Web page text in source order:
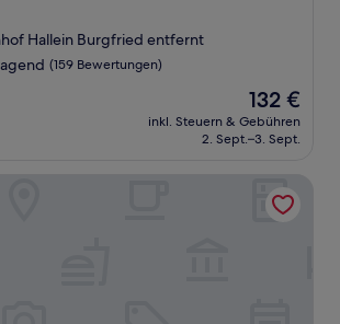
Hallein Burgfried entfernt
(159 Bewertungen)
Der
Preis
beträgt
132 €
inkl. Steuern & Gebühren
2. Sept.–3. Sept.